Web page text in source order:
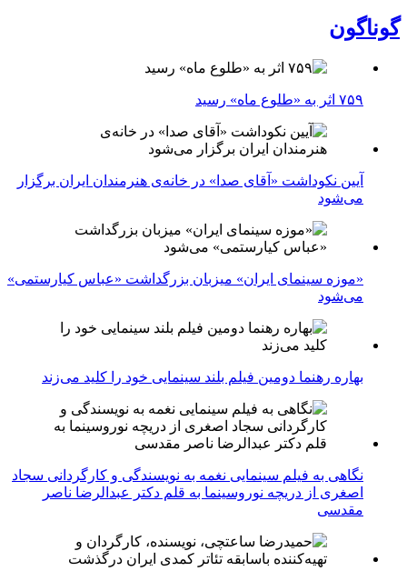
گوناگون
۷۵۹ اثر به «طلوع ماه» رسید
آیین نکوداشت «آقای صدا» در خانه‌ی هنرمندان ایران برگزار
می‌شود
«موزه سینمای ایران» میزبان بزرگداشت «عباس کیارستمی»
می‌شود
بهاره رهنما دومین فیلم بلند سینمایی خود را کلید می‌زند
نگاهی به فیلم سینمایی نغمه به نویسندگی و کارگردانی سجاد
اصغری از دریچه نوروسینما به قلم دکتر عبدالرضا ناصر
مقدسی